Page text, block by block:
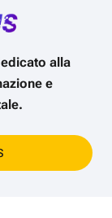
alla
e